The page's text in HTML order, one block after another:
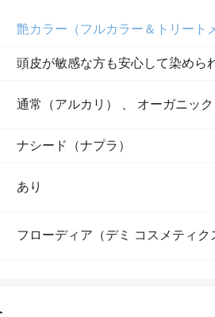
艶カラー（フルカラー＆トリート
頭皮が敏感な方も安心して染めら
通常（アルカリ） オーガニック
ナシード（ナプラ）
あり
フローディア（デミ コスメティク